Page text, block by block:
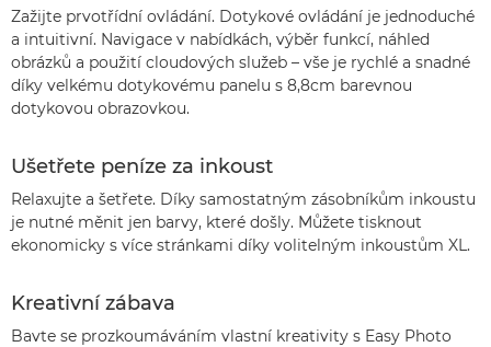
Zažijte prvotřídní ovládání. Dotykové ovládání je jednoduché
a intuitivní. Navigace v nabídkách, výběr funkcí, náhled
obrázků a použití cloudových služeb – vše je rychlé a snadné
díky velkému dotykovému panelu s 8,8cm barevnou
dotykovou obrazovkou.
Ušetřete peníze za inkoust
Relaxujte a šetřete. Díky samostatným zásobníkům inkoustu
je nutné měnit jen barvy, které došly. Můžete tisknout
ekonomicky s více stránkami díky volitelným inkoustům XL.
Kreativní zábava
Bavte se prozkoumáváním vlastní kreativity s Easy Photo